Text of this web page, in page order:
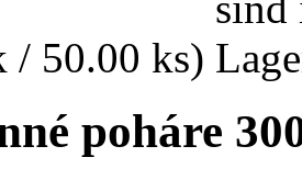
/ 50.00 ks)
poháre